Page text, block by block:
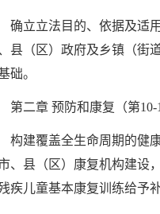
确立立法目的、依据及适
县（区）政府及乡镇（街
础。
第二章 预防和康复（第10-
构建覆盖全生命周期的健
、县（区）康复机构建设
疾儿童基本康复训练给予